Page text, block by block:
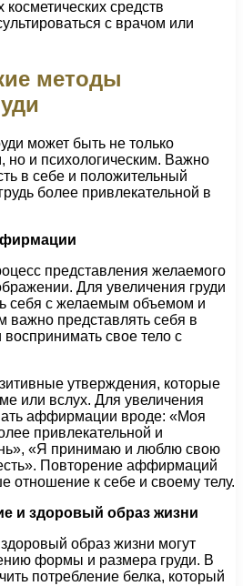
средств
с врачом или
методы
может быть не только
но и психологическим. Важно
в себе и положительный
более привлекательной в
представления желаемого
Для увеличения груди
себя с желаемым объемом и
важно представлять себя в
свое тело с
утверждения, которые
или вслух. Для увеличения
аффирмации вроде: «Моя
привлекательной и
«Я принимаю и люблю свою
Повторение аффирмаций
отношение к себе и своему телу.
и здоровый образ жизни
образ жизни могут
формы и размера груди. В
потребление белка, который